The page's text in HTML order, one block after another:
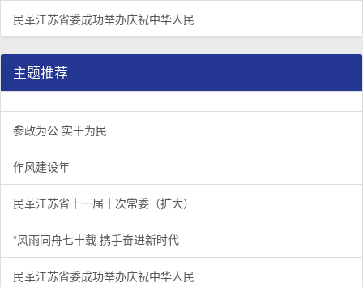
民革江苏省委成功举办庆祝中华人民
主题推荐
参政为公 实干为民
作风建设年
民革江苏省十一届十次常委（扩大）
“风雨同舟七十载 携手奋进新时代
民革江苏省委成功举办庆祝中华人民